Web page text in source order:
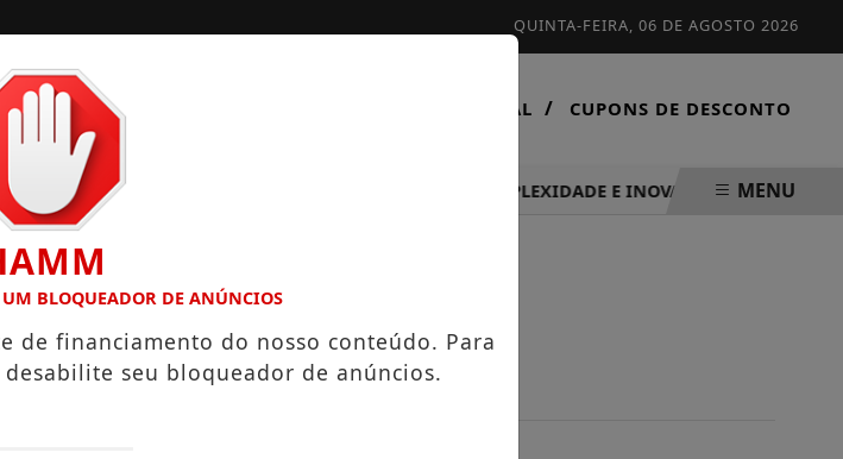
QUINTA-FEIRA, 06 DE AGOSTO 2026
/ NOTÍCIAS VIRTUAL / CUPONS DE DESCONTO
130 ANOS DE HISTÓRIA COM FOCO EM ALTA COMPLEXIDADE E INOVAÇÃO TECNOLÓGICA
MENU
UM BLOQUEADOR DE ANÚNCIOS
de financiamento do nosso conteúdo. Para
seu bloqueador de anúncios.